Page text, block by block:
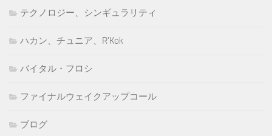
テクノロジー、シンギュラリティ
ハカン、チュニア、R'Kok
バイタル・フロシ
ファイナルウェイクアップコール
ブログ